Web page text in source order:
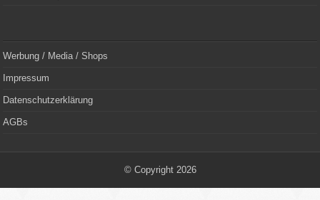
Werbung / Media / Shops
Impressum
Datenschutzerklärung
AGBs
© Copyright 2026